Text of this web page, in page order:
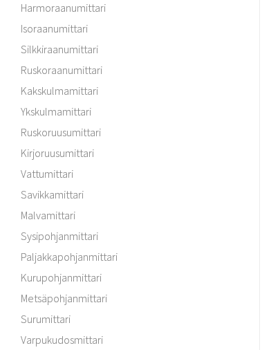
Harmoraanumittari
Isoraanumittari
Silkkiraanumittari
Ruskoraanumittari
Kakskulmamittari
Ykskulmamittari
Ruskoruusumittari
Kirjoruusumittari
Vattumittari
Savikkamittari
Malvamittari
Sysipohjanmittari
Paljakkapohjanmittari
Kurupohjanmittari
Metsäpohjanmittari
Surumittari
Varpukudosmittari